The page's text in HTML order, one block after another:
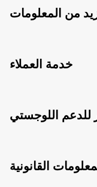
من المعلومات
خدمة العملاء
للدعم اللوجستي
القانونية